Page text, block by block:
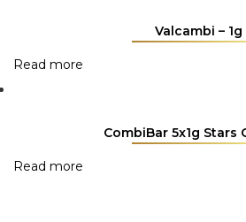
Valcambi – 1g
Read more
CombiBar 5x1g Stars
Read more